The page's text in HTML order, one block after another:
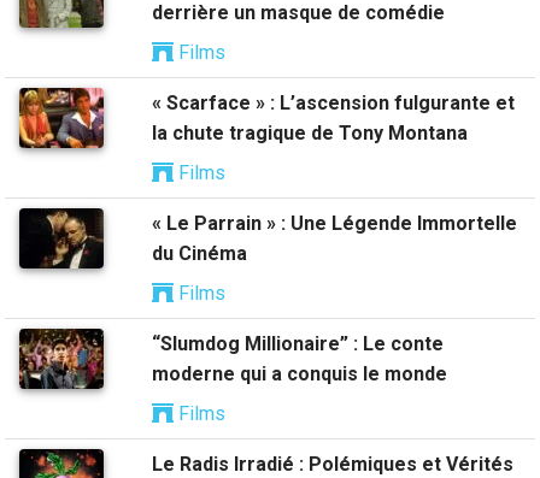
derrière un masque de comédie
Films
« Scarface » : L’ascension fulgurante et
la chute tragique de Tony Montana
Films
« Le Parrain » : Une Légende Immortelle
du Cinéma
Films
“Slumdog Millionaire” : Le conte
moderne qui a conquis le monde
Films
Le Radis Irradié : Polémiques et Vérités